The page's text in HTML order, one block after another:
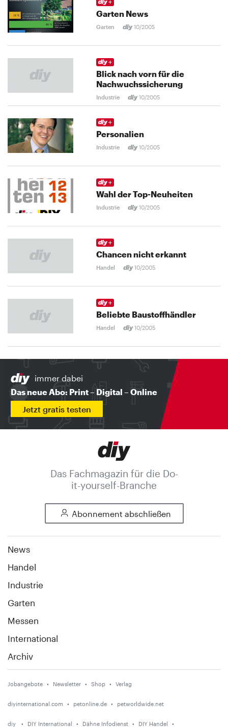
Garten News
Garten 10/2005
Blick nach vorn für die
Nachwuchssicherung
Industrie 10/2005
Personalien
Industrie 10/2005
Wahl der Top-Neuheiten
Industrie 10/2005
Chancen nicht erkannt
Handel 10/2005
Beliebte Baustoffhändler
Handel 10/2005
immer dabei
Das neue Abo: Print – Digital – Online
Jetzt gratis testen
Das Fachmagazin für die Do-
it-yourself-Branche
Abonnement abschließen
News
Handel
Industrie
Garten
Messen
International
Archiv
Jobangebote Newsletter Shop Verlag
diyinternational.com petonline.de petworldwide.net
diy DIY International Dähne Infodienst DIY Handel